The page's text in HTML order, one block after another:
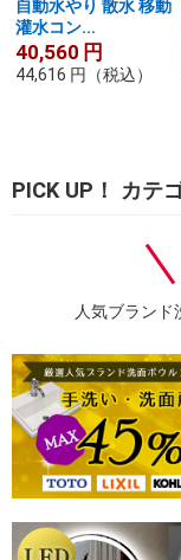
自動水やり 散水 移動
灌水コン...
40,560 円
44,616 円 （税込）
PICK UP！ カテ
人気ブランド